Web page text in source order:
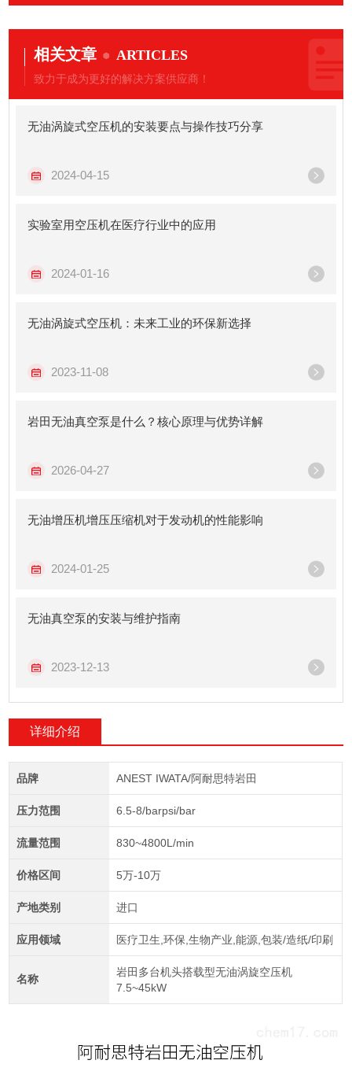
相关文章 ARTICLES
致力于成为更好的解决方案供应商！
无油涡旋式空压机的安装要点与操作技巧分享
2024-04-15
实验室用空压机在医疗行业中的应用
2024-01-16
无油涡旋式空压机：未来工业的环保新选择
2023-11-08
岩田无油真空泵是什么？核心原理与优势详解
2026-04-27
无油增压机增压压缩机对于发动机的性能影响
2024-01-25
无油真空泵的安装与维护指南
2023-12-13
详细介绍
品牌 ANEST IWATA/阿耐思特岩田
压力范围 6.5-8/barpsi/bar
流量范围 830~4800L/min
价格区间 5万-10万
产地类别 进口
应用领域 医疗卫生,环保,生物产业,能源,包装/造纸/印刷
名称
岩田多台机头搭载型无油涡旋空压机
7.5~45kW